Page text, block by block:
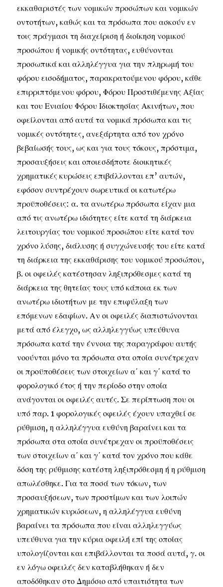
εκκαθαριστές των νομικών προσώπων και νομικών
οντοτήτων, καθώς και τα πρόσωπα που ασκούν εν
τοις πράγμασι τη διαχείριση ή διοίκηση νομικού
προσώπου ή νομικής οντότητας, ευθύνονται
προσωπικά και αλληλέγγυα για την πληρωμή του
φόρου εισοδήματος, παρακρατούμενου φόρου, κάθε
επιρριπτόμενου φόρου, Φόρου Προστιθέμενης Αξίας
και του Ενιαίου Φόρου Ιδιοκτησίας Ακινήτων, που
οφείλονται από αυτά τα νομικά πρόσωπα και τις
νομικές οντότητες, ανεξάρτητα από τον χρόνο
βεβαίωσής τους, ως και για τους τόκους, πρόστιμα,
προσαυξήσεις και οποιεσδήποτε διοικητικές
χρηματικές κυρώσεις επιβάλλονται επ’ αυτών,
εφόσον συντρέχουν σωρευτικά οι κατωτέρω
προϋποθέσεις: α. τα ανωτέρω πρόσωπα είχαν μια
από τις ανωτέρω ιδιότητες είτε κατά τη διάρκεια
λειτουργίας του νομικού προσώπου είτε κατά τον
χρόνο λύσης, διάλυσης ή συγχώνευσής του είτε κατά
τη διάρκεια της εκκαθάρισης του νομικού προσώπου,
β. οι οφειλές κατέστησαν ληξιπρόθεσμες κατά τη
διάρκεια της θητείας τους υπό κάποια εκ των
ανωτέρω ιδιοτήτων με την επιφύλαξη των
επόμενων εδαφίων. Αν οι οφειλές διαπιστώνονται
μετά από έλεγχο, ως αλληλεγγύως υπεύθυνα
πρόσωπα κατά την έννοια της παραγράφου αυτής
νοούνται μόνο τα πρόσωπα στα οποία συνέτρεχαν
οι προϋποθέσεις των στοιχείων α΄ και γ΄ κατά το
φορολογικό έτος ή την περίοδο στην οποία
ανάγονται οι οφειλές αυτές. Σε περίπτωση που οι
υπό παρ. 1 φορολογικές οφειλές έχουν υπαχθεί σε
ρύθμιση, η αλληλέγγυα ευθύνη βαραίνει και τα
πρόσωπα στα οποία συνέτρεχαν οι προϋποθέσεις
των στοιχείων α΄ και γ΄ κατά τον χρόνο που κάθε
δόση της ρύθμισης κατέστη ληξιπρόθεσμη ή η ρύθμιση
απωλέσθηκε. Για τα ποσά των τόκων, των
προσαυξήσεων, των προστίμων και των λοιπών
χρηματικών κυρώσεων, η αλληλέγγυα ευθύνη
βαραίνει τα πρόσωπα που είναι αλληλεγγύως
υπεύθυνα για την κύρια οφειλή επί της οποίας
υπολογίζονται και επιβάλλονται τα ποσά αυτά, γ. οι
εν λόγω οφειλές δεν καταβλήθηκαν ή δεν
αποδόθηκαν στο Δημόσιο από υπαιτιότητα των